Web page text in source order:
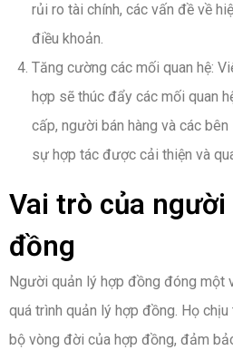
rủi ro tài chính, các vấn đề về
điều khoản.
Tăng cường các mối quan hệ:
hợp sẽ thúc đẩy các mối quan
cấp, người bán hàng và các
sự hợp tác được cải thiện và
Vai trò của
đồng
Người quản lý hợp đồng đóng một
quá trình quản lý hợp đồng. Họ
bộ vòng đời của hợp đồng, đảm